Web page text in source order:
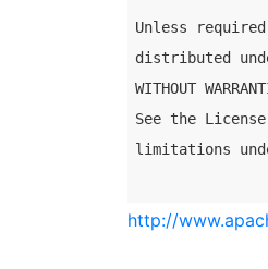
Unless
distributed
WITHOUT
See the
limitations
http://